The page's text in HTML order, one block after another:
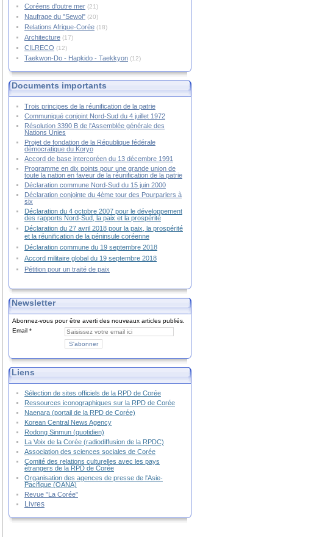
Coréens d'outre mer (21)
Naufrage du "Sewol" (20)
Relations Afrique-Corée (18)
Architecture (17)
CILRECO (12)
Taekwon-Do - Hapkido - Taekkyon (12)
Documents importants
Trois principes de la réunification de la patrie
Communiqué conjoint Nord-Sud du 4 juillet 1972
Résolution 3390 B de l'Assemblée générale des
Nations Unies
Projet de fondation de la République fédérale
démocratique du Koryo
Accord de base intercoréen du 13 décembre 1991
Programme en dix points pour une grande union de
toute la nation en faveur de la réunification de la patrie
Déclaration commune Nord-Sud du 15 juin 2000
Déclaration conjointe du 4ème tour des Pourparlers à
six
Déclaration du 4 octobre 2007 pour le développement
des rapports Nord-Sud, la paix et la prospérité
Déclaration du 27 avril 2018 pour la paix, la prospérité
et la réunification de la péninsule coréenne
Déclaration commune du 19 septembre 2018
Accord militaire global du 19 septembre 2018
Pétition pour un traité de paix
Newsletter
Abonnez-vous pour être averti des nouveaux articles publiés.
Email
Liens
Sélection de sites officiels de la RPD de Corée
Ressources iconographiques sur la RPD de Corée
Naenara (portail de la RPD de Corée)
Korean Central News Agency
Rodong Sinmun (quotidien)
La Voix de la Corée (radiodiffusion de la RPDC)
Association des sciences sociales de Corée
Comité des relations culturelles avec les pays
étrangers de la RPD de Corée
Organisation des agences de presse de l'Asie-
Pacifique (OANA)
Revue "La Corée"
Livres